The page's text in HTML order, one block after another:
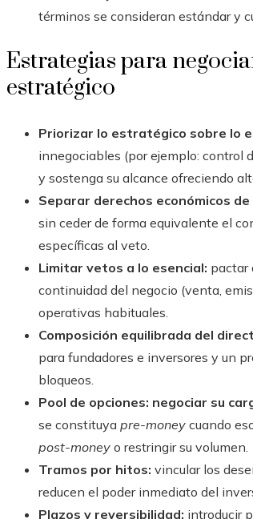
términos se consideran estándar y
Estrategias para
estratégico
Priorizar lo estratégico sobre lo
innegociables (por ejemplo: control
y sostenga su alcance ofreciendo
Separar derechos económicos
sin ceder de forma equivalente el
específicas al veto.
Limitar vetos a lo esencial: pactar
continuidad del negocio (venta,
operativas habituales.
Composición equilibrada del
para fundadores e inversores y un
bloqueos.
Pool de opciones: negociar su
se constituya pre-money cuando
post-money o restringir su volumen.
Tramos por hitos: vincular los
reducen el poder inmediato del
Plazos y reversibilidad: introducir